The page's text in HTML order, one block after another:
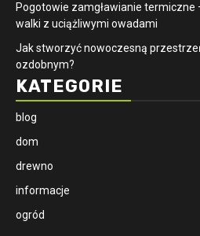
Pogotowie zamgławianie
walki z uciążliwymi owadami
Jak stworzyć nowoczesną
ozdobnym?
KATEGORIE
blog
dom
drewno
informacje
ogród